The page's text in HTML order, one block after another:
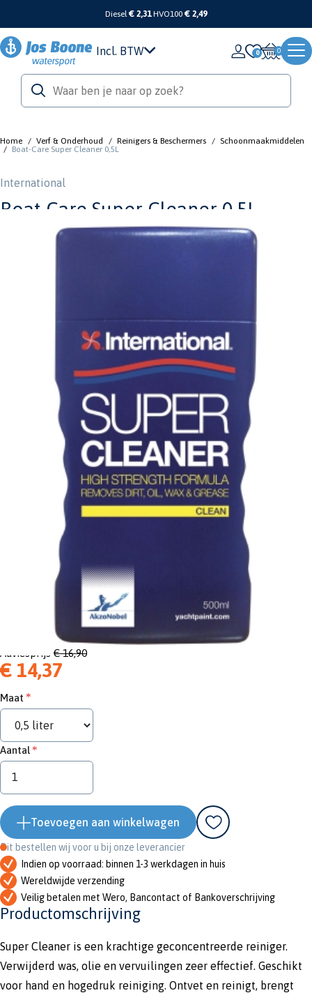
Diesel€ 2,31 HVO100 € 2,49
Incl. BTW 0
Home / Verf & Onderhoud / Reinigers & Beschermers / Schoonmaakmiddelen
/ Boat-Care Super Cleaner 0,5L
International
Boat-Care Super Cleaner 0,5L
Adviesprijs € 16,90
€ 14,37
Maat
Aantal
Toevoegen aan winkelwagen
Dit bestellen wij voor u bij onze leverancier
Indien op voorraad: binnen 1-3 werkdagen in huis
Wereldwijde verzending
Veilig betalen met Wero, Bancontact of Bankoverschrijving
Productomschrijving
Super Cleaner is een krachtige geconcentreerde reiniger.
Verwijderd was, olie en vervuilingen zeer effectief. Geschikt
voor hand en hogedruk reiniging. Ontvet en reinigt, brengt